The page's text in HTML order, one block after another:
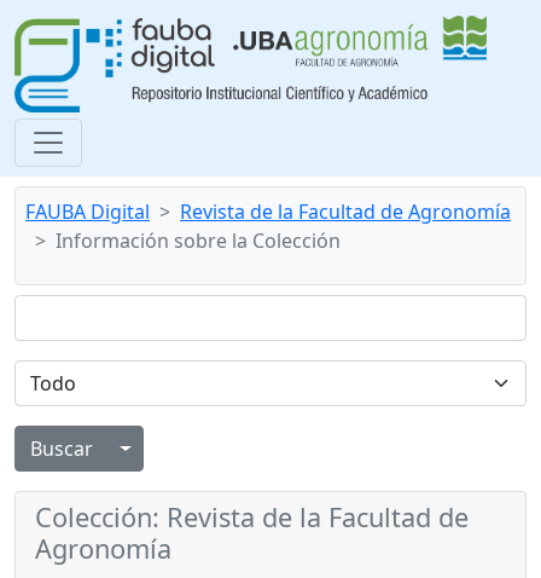
FAUBA Digital
Revista de la Facultad de Agronomía
Información sobre la Colección
Alternar menú desplegable
Colección: Revista de la Facultad de
Agronomía